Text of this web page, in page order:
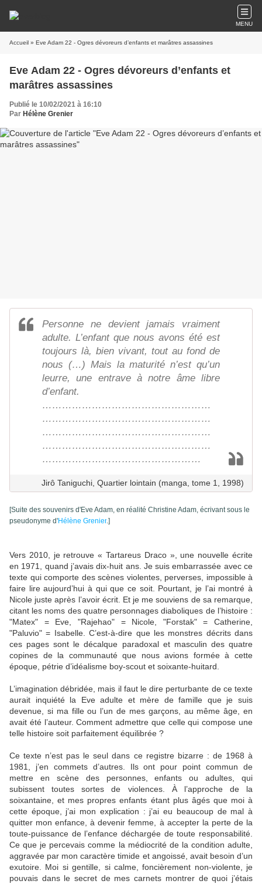
MENU
Accueil » Eve Adam 22 - Ogres dévoreurs d’enfants et marâtres assassines
Eve Adam 22 - Ogres dévoreurs d’enfants et
marâtres assassines
Publié le 10/02/2021 à 16:10
Par Hélène Grenier
Personne ne devient jamais vraiment
adulte. L’enfant que nous avons été est
toujours là, bien vivant, tout au fond de
nous (…) Mais la maturité n’est qu’un
leurre, une entrave à notre âme libre
d’enfant.
……………………………………………
……………………………………………
……………………………………………
……………………………………………
…………………………………………
Jirô Taniguchi, Quartier lointain (manga, tome 1, 1998)
[Suite des souvenirs d'Eve Adam, en réalité Christine Adam, écrivant sous le
pseudonyme d'Hélène Grenier.]
Vers 2010, je retrouve « Tartareus Draco », une nouvelle écrite
en 1971, quand j’avais dix-huit ans. Je suis embarrassée avec ce
texte qui comporte des scènes violentes, perverses, impossible à
faire lire aujourd’hui à qui que ce soit. Pourtant, je l’ai montré à
Nicole juste après l’avoir écrit. Et je me souviens de sa remarque,
citant les noms des quatre personnages diaboliques de l’histoire :
"Matex" = Eve, "Rajehao" = Nicole, "Forstak" = Catherine,
"Paluvio" = Isabelle. C’est-à-dire que les monstres décrits dans
ces pages sont le décalque paradoxal et masculin des quatre
copines de la communauté que nous avions formée à cette
époque, pétrie d’idéalisme boy-scout et soixante-huitard.
L’imagination débridée, mais il faut le dire perturbante de ce texte
aurait inquiété la Eve adulte et mère de famille que je suis
devenue, si ma fille ou l’un de mes garçons, au même âge, en
avait été l’auteur. Comment admettre que celle qui compose une
telle histoire soit parfaitement équilibrée ?
Ce texte n’est pas le seul dans ce registre bizarre : de 1968 à
1981, j’en commets d’autres. Ils ont pour point commun de
mettre en scène des personnes, enfants ou adultes, qui
subissent toutes sortes de violences. À l’approche de la
soixantaine, et mes propres enfants étant plus âgés que moi à
cette époque, j’ai mon explication : j’ai eu beaucoup de mal à
quitter mon enfance, à devenir femme, à accepter la perte de la
toute-puissance de l’enfance déchargée de toute responsabilité.
Ce que je percevais comme la médiocrité de la condition adulte,
aggravée par mon caractère timide et angoissé, avait besoin d’un
exutoire. Moi si gentille, si calme, foncièrement non-violente, je
pouvais dans le secret de mes carnets montrer de quoi j’étais